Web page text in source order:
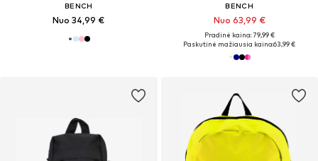
BENCH
Nuo 34,99 €
BENCH
Nuo 63,99 €
Pradinė kaina: 79,99 €
Paskutinė mažiausia kaina:63,99 €